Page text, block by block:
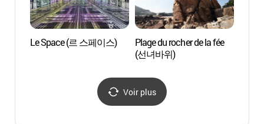
Le Space (르 스페이스)
Plage du rocher de la fée
(선녀바위)
Voir plus